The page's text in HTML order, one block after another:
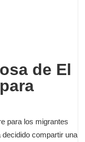
de El
para los migrantes
compartir una